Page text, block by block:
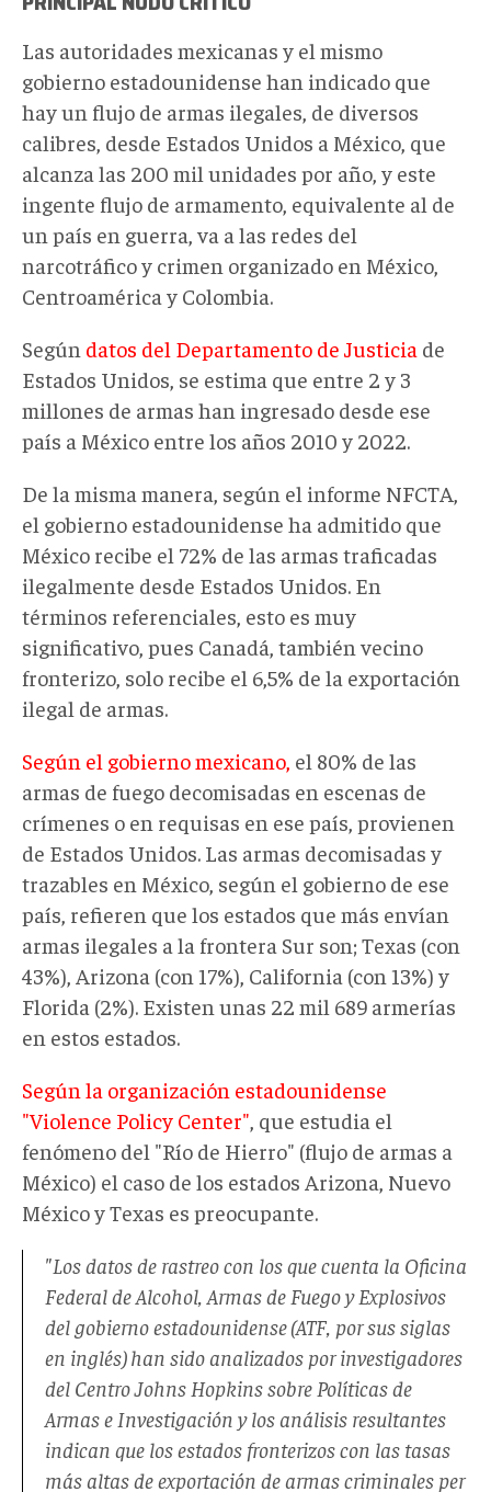
Las autoridades mexicanas y el mismo
gobierno estadounidense han indicado que
hay un flujo de armas ilegales, de diversos
calibres, desde Estados Unidos a México, que
alcanza las 200 mil unidades por año, y este
ingente flujo de armamento, equivalente al de
un país en guerra, va a las redes del
narcotráfico y crimen organizado en México,
Centroamérica y Colombia.
Según datos del Departamento de Justicia de
Estados Unidos, se estima que entre 2 y 3
millones de armas han ingresado desde ese
país a México entre los años 2010 y 2022.
De la misma manera, según el informe NFCTA,
el gobierno estadounidense ha admitido que
México recibe el 72% de las armas traficadas
ilegalmente desde Estados Unidos. En
términos referenciales, esto es muy
significativo, pues Canadá, también vecino
fronterizo, solo recibe el 6,5% de la exportación
ilegal de armas.
Según el gobierno mexicano, el 80% de las
armas de fuego decomisadas en escenas de
crímenes o en requisas en ese país, provienen
de Estados Unidos. Las armas decomisadas y
trazables en México, según el gobierno de ese
país, refieren que los estados que más envían
armas ilegales a la frontera Sur son; Texas (con
43%), Arizona (con 17%), California (con 13%) y
Florida (2%). Existen unas 22 mil 689 armerías
en estos estados.
Según la organización estadounidense
"Violence Policy Center" , que estudia el
fenómeno del "Río de Hierro" (flujo de armas a
México) el caso de los estados Arizona, Nuevo
México y Texas es preocupante.
"Los datos de rastreo con los que cuenta la Oficina
Federal de Alcohol, Armas de Fuego y Explosivos
del gobierno estadounidense (ATF, por sus siglas
en inglés) han sido analizados por investigadores
del Centro Johns Hopkins sobre Políticas de
Armas e Investigación y los análisis resultantes
indican que los estados fronterizos con las tasas
más altas de exportación de armas criminales per